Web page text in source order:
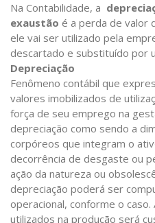
Na Contabilidade, a
exaustão é a perda de valor
ele vai ser utilizado pela
descartado e substituído por
Depreciação
Fenômeno contábil que
valores imobilizados de
força de seu emprego na
depreciação como sendo a
corpóreos que integram o
decorrência de desgaste ou
ação da natureza ou
depreciação poderá ser
operacional, conforme o
utilizados na produção será